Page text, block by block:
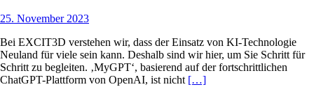
25. November 2023
Bei EXCIT3D verstehen wir, dass der Einsatz von KI-Technologie
Neuland für viele sein kann. Deshalb sind wir hier, um Sie Schritt für
Schritt zu begleiten. ‚MyGPT‘, basierend auf der fortschrittlichen
ChatGPT-Plattform von OpenAI, ist nicht […]